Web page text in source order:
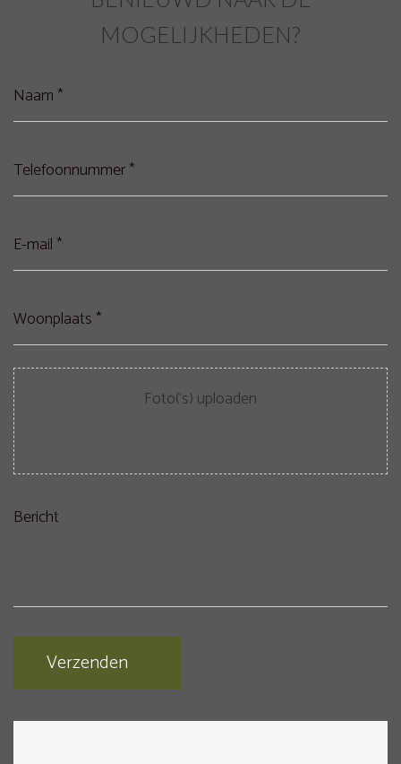
MOGELIJKHEDEN?
Naam (Vereist)
Telefoonnummer (Vereist)
E-
mail(Vereist)
Woonplaats
*
(Vereist)
Bestanden
Bericht